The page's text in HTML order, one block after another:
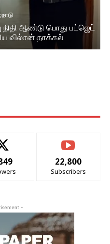
நிதி ஆண்​டு பொது பட்ஜெட்
வில்சன் தாக்​கல்
22,800
Subscribers
-